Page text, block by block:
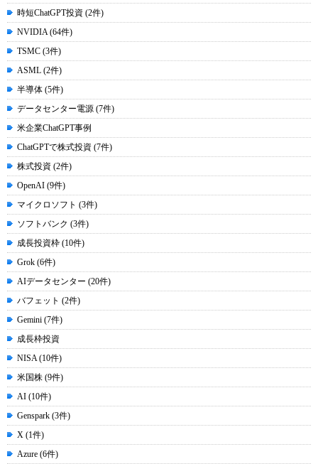
時短ChatGPT投資 (2件)
NVIDIA (64件)
TSMC (3件)
ASML (2件)
半導体 (5件)
データセンター電源 (7件)
米企業ChatGPT事例
ChatGPTで株式投資 (7件)
株式投資 (2件)
OpenAI (9件)
マイクロソフト (3件)
ソフトバンク (3件)
成長投資枠 (10件)
Grok (6件)
AIデータセンター (20件)
バフェット (2件)
Gemini (7件)
成長枠投資
NISA (10件)
米国株 (9件)
AI (10件)
Genspark (3件)
X (1件)
Azure (6件)